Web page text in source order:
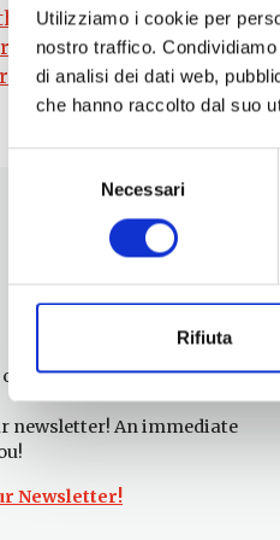
Utilizziamo i cookie per
nostro traffico.
di analisi dei dati web,
che hanno raccolto dal suo
Necessari
Rifiuta
patron saint Faustino |
of San Luca: Valdera and
Season| Pontedera- 17/10/
what to do and see in the
newsletter! An immediate
Newsletter!